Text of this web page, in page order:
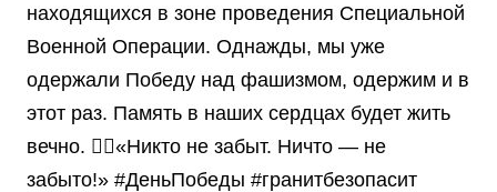
находящихся в зоне проведения Специальной
Военной Операции. Однажды, мы уже
одержали Победу над фашизмом, одержим и в
этот раз. Память в наших сердцах будет жить
вечно. ☝🏼«Никто не забыт. Ничто — не
забыто!» #ДеньПобеды #гранитбезопасит